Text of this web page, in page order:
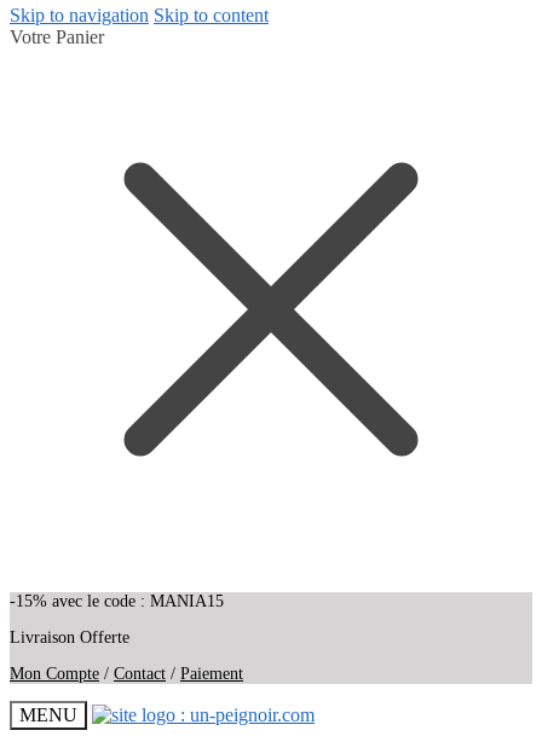
Skip to navigation Skip to content
Votre Panier
-15% avec le code : MANIA15
Livraison Offerte
Mon Compte / Contact / Paiement
MENU